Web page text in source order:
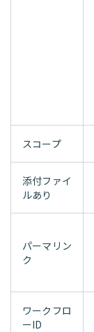
スコープ
添付ファイ
ルあり
パーマリン
ク
ワークフロ
ーID